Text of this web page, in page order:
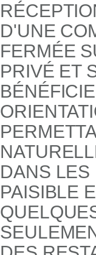
D'UNE
FERMÉE
PRIVÉ ET
DANS LES
PAISIBLE